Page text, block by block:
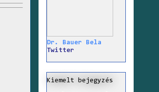
Dr. Bauer Bela
Twitter
Kiemelt bejegyzés